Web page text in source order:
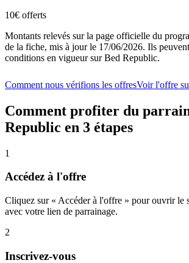
10€ offerts
Montants relevés sur la page officielle du
de la fiche, mis à jour le 17/06/2026. Ils
conditions en vigueur surBed Republic.
Comment nous vérifions les offresVoir l'offre
Comment profiter du
Republic en 3 étapes
1
Accédez à l'offre
Cliquez sur « Accéder à l'offre » pour ouvrir le
avec votre lien de parrainage.
2
Inscrivez-vous